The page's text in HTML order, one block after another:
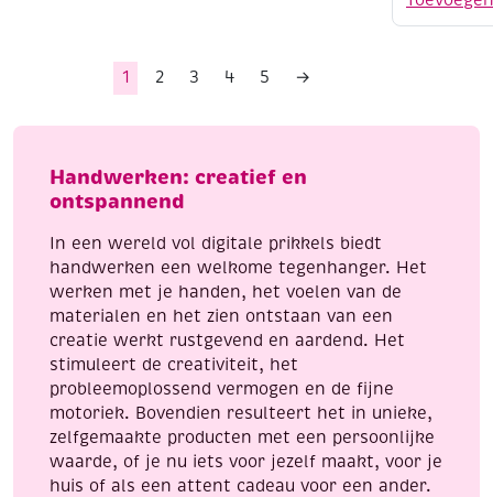
1
2 3 4 5 →
Handwerken: creatief en
ontspannend
In een wereld vol digitale prikkels biedt
handwerken een welkome tegenhanger. Het
werken met je handen, het voelen van de
materialen en het zien ontstaan van een
creatie werkt rustgevend en aardend. Het
stimuleert de creativiteit, het
probleemoplossend vermogen en de fijne
motoriek. Bovendien resulteert het in unieke,
zelfgemaakte producten met een persoonlijke
waarde, of je nu iets voor jezelf maakt, voor je
huis of als een attent cadeau voor een ander.